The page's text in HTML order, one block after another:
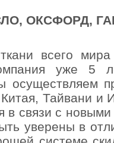
ОКСФОРД,
всего мира
уже 5
осуществляем
Тайвани и
в связи с
уверены в